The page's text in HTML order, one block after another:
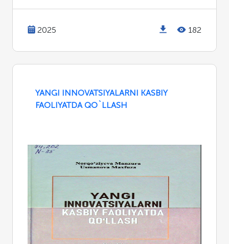
2025 182
YANGI INNOVATSIYALARNI KASBIY
FAOLIYATDA QO`LLASH